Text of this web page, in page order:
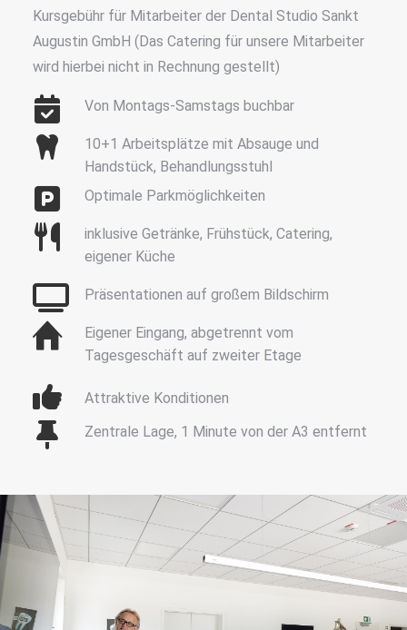
Kursgebühr für Mitarbeiter der Dental Studio Sankt
Augustin GmbH (Das Catering für unsere Mitarbeiter
wird hierbei nicht in Rechnung gestellt)
Von Montags-Samstags buchbar
10+1 Arbeitsplätze mit Absauge und
Handstück, Behandlungsstuhl
Optimale Parkmöglichkeiten
inklusive Getränke, Frühstück, Catering,
eigener Küche
Präsentationen auf großem Bildschirm
Eigener Eingang, abgetrennt vom
Tagesgeschäft auf zweiter Etage
Attraktive Konditionen
Zentrale Lage, 1 Minute von der A3 entfernt